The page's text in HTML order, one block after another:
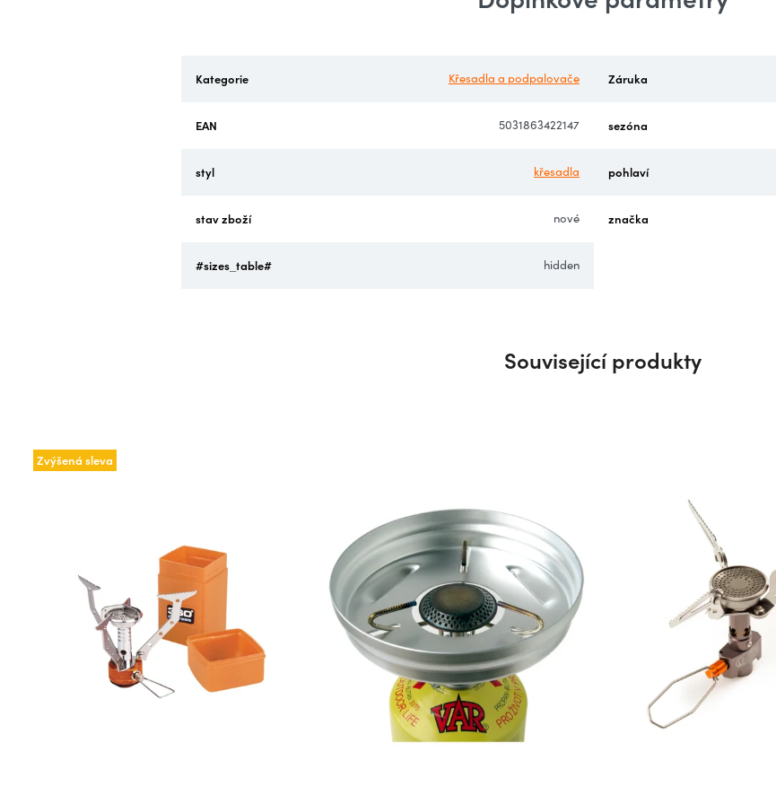
Kategorie Křesadla a podpalovače Záruka
EAN 5031863422147 sezóna
styl křesadla pohlaví
stav zboží nové značka
#sizes_table# hidden
Související produkty
Zvýšená sleva